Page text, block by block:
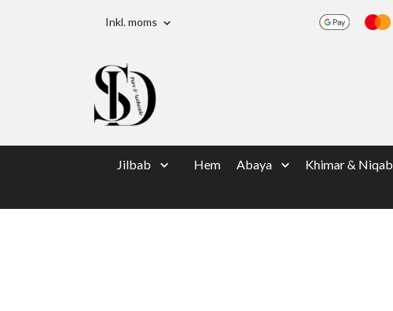
Inkl. moms
Jilbab Hem Abaya Khimar & Niqab